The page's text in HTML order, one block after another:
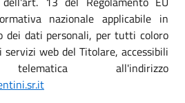
nazionale applicabile in
dei dati personali, per tutti coloro
web del Titolare, accessibili
all'indirizzo